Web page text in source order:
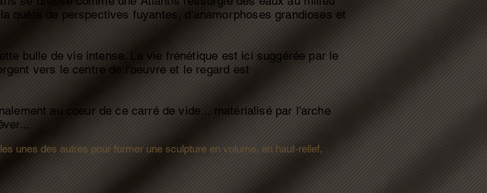
quête de perspectives fuyantes, d'anamorphoses grandioses et
bulle de vie intense. La vie frénétique est ici suggérée par le
vers le centre de l'oeuvre et le regard est
au coeur de ce carré de vide... matérialisé par l'arche
unes des autres pour former une sculpture en volume, en haut-relief,